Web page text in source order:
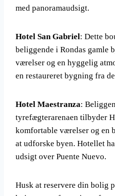
med panoramaudsigt.
Hotel San Gabriel: Dette
beliggende i Rondas gamle
værelser og en hyggelig
en restaureret bygning fra
Hotel Maestranza:
tyrefægterarenaen tilbyder
komfortable værelser og en
at udforske byen. Hotellet
udsigt over Puente Nuevo.
Husk at reservere din bolig